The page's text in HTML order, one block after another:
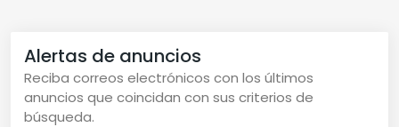
Alertas de anuncios
Reciba correos electrónicos con los últimos
anuncios que coincidan con sus criterios de
búsqueda.